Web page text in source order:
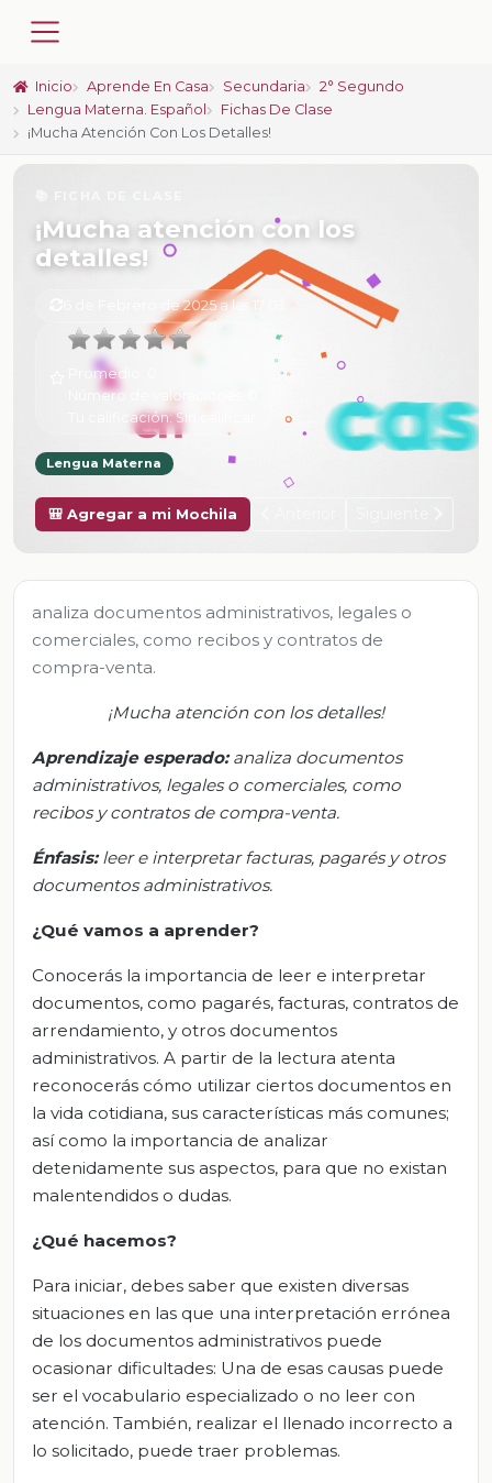
Inicio Aprende En Casa Secundaria
2° Segundo
Lengua Materna. Español
Fichas De Clase
¡Mucha Atención Con Los Detalles!
¡Mucha atención con los
detalles!
6 de Febrero de 2025 a las 17:03
Promedio:
Número de valoraciones:
Tu calificación:Sin calificar
Lengua Materna
🎒 Agregar a mi Mochila
analiza documentos administrativos, legales o
comerciales, como recibos y contratos de
compra-venta.
¡Mucha atención con los detalles!
Aprendizaje esperado:analiza documentos
administrativos, legales o comerciales, como
recibos y contratos de compra-venta.
Énfasis: leer e interpretar facturas, pagarés y otros
documentos administrativos.
¿Qué vamos a aprender?
Conocerás la importancia de leer e interpretar
documentos, como pagarés, facturas, contratos de
arrendamiento, y otros documentos
administrativos. A partir de la lectura atenta
reconocerás cómo utilizar ciertos documentos en
la vida cotidiana, sus características más comunes;
así como la importancia de analizar
detenidamente sus aspectos, para que no existan
malentendidos o dudas.
¿Qué hacemos?
Para iniciar, debes saber que existen diversas
situaciones en las que una interpretación errónea
de los documentos administrativos puede
ocasionar dificultades: Una de esas causas puede
ser el vocabulario especializado o no leer con
atención. También, realizar el llenado incorrecto a
lo solicitado, puede traer problemas.